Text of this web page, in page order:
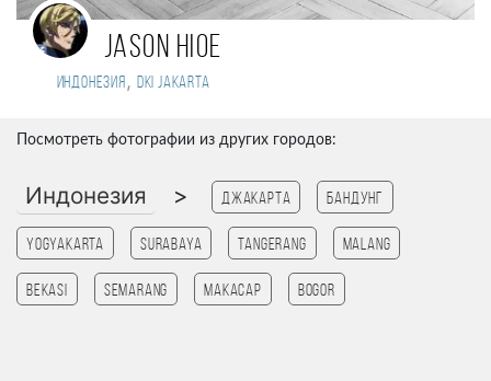
jason hioe
Индонезия , DKI JAKARTA
Посмотреть фотографии из других городов:
Индонезия > Джакарта Бандунг
Yogyakarta Surabaya tangerang Malang
Bekasi Semarang Макасар Bogor